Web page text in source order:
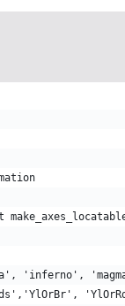
'inferno',